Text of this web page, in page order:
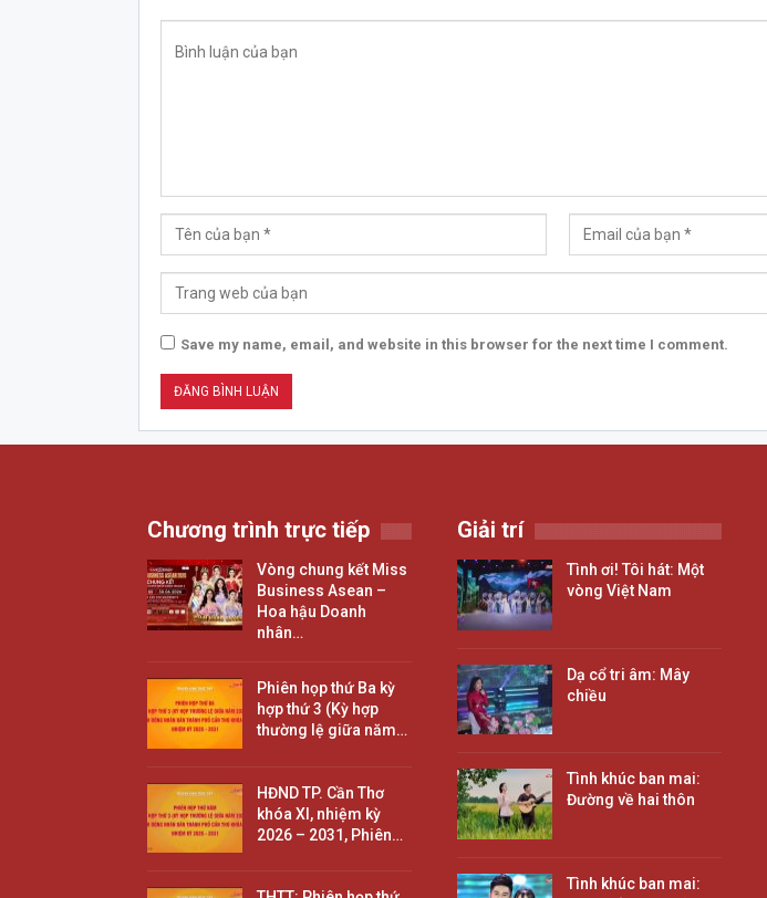
Save my name, email, and website in this browser for the next time I comment.
Chương trình trực tiếp
Vòng chung kết Miss
Business Asean –
Hoa hậu Doanh
nhân…
Phiên họp thứ Ba kỳ
hợp thứ 3 (Kỳ hợp
thường lệ giữa năm…
HĐND TP. Cần Thơ
khóa XI, nhiệm kỳ
2026 – 2031, Phiên…
Giải trí
Tình ơi! Tôi hát: Một
vòng Việt Nam
Dạ cổ tri âm: Mây
chiều
Tình khúc ban mai:
Đường về hai thôn
Tình khúc ban mai: